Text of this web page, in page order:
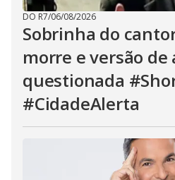
DO R7/06/08/2026
Sobrinha do
morre e versão de
questionada
#CidadeAlerta